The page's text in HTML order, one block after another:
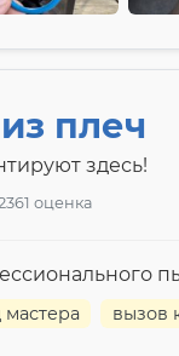
плеч
здесь!
оценка
мастера вызов